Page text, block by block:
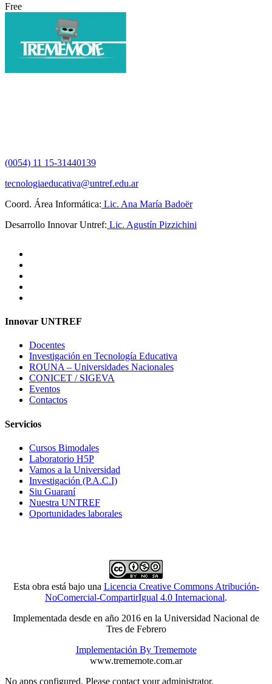
Free
(0054) 11 15-31440139
tecnologiaeducativa@untref.edu.ar
Coord. Área Informática: Lic. Ana María Badoër
Desarrollo Innovar Untref: Lic. Agustín Pizzichini
Innovar UNTREF
Docentes
Investigación en Tecnología Educativa
ROUNA – Universidades Nacionales
CONICET / SIGEVA
Eventos
Contactos
Servicios
Cursos Bimodales
Laboratorio H5P
Vamos a la Universidad
Investigación (P.A.C.I)
Siu Guaraní
Nuestra UNTREF
Oportunidades laborales
Esta obra está bajo una Licencia Creative Commons Atribución-
NoComercial-CompartirIgual 4.0 Internacional.
Implementada desde en año 2016 en la Universidad Nacional de
Tres de Febrero
Implementación By Trememote
www.trememote.com.ar
No apps configured. Please contact your administrator.